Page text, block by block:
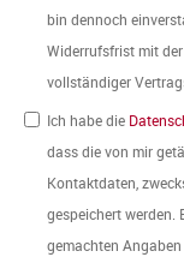
bin dennoch
Widerrufsfrist mit
vollständiger
Ich habe die
dass die von mir
Kontaktdaten,
gespeichert werden.
gemachten